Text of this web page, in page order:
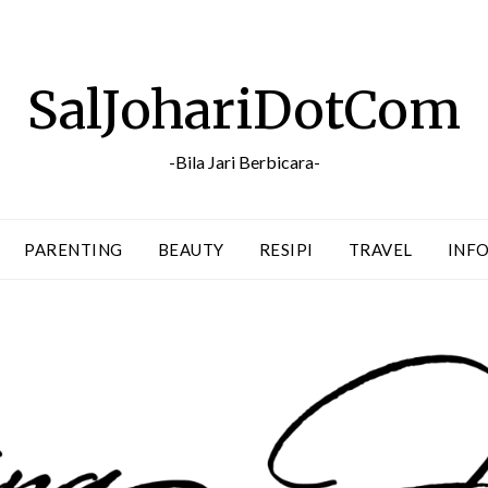
SalJohariDotCom
-Bila Jari Berbicara-
PARENTING BEAUTY RESIPI TRAVEL